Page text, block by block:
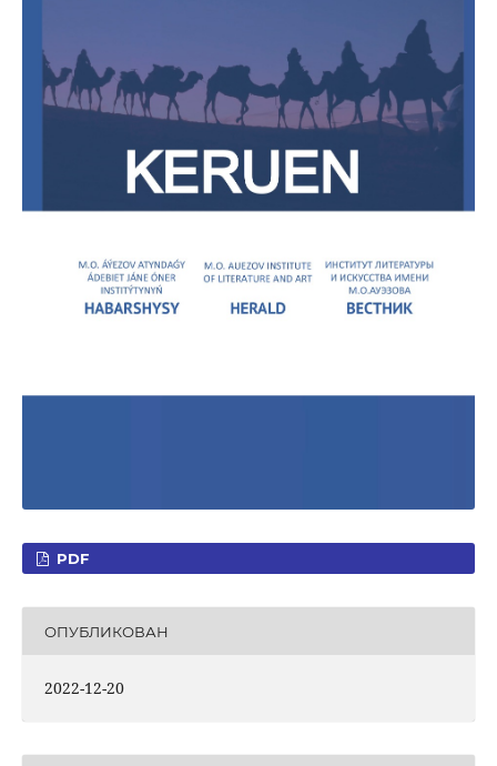
PDF
ОПУБЛИКОВАН
2022-12-20